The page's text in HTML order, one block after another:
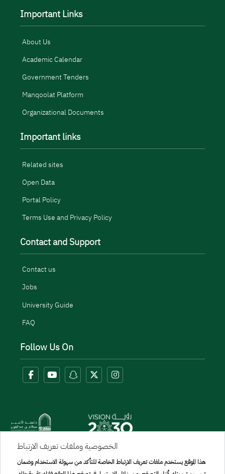
Important Links
About Us
Academic Calendar
Government Tenders
Manqoolat Platform
Organizational Documents
Important links
Related sites
Open Data
Portal Policy
Terms Use and Privacy Policy
Contact and Support
Contact us
Jobs
University Guide
FAQ
Follow Us On
Menu Copyright
sitemap
الخصوصية وملفات تعريف الارتباط
هذا الموقع يستخدم ملفات تعريف الارتباط الخاصة للتأكد من سهولة الاستخدام وضمان